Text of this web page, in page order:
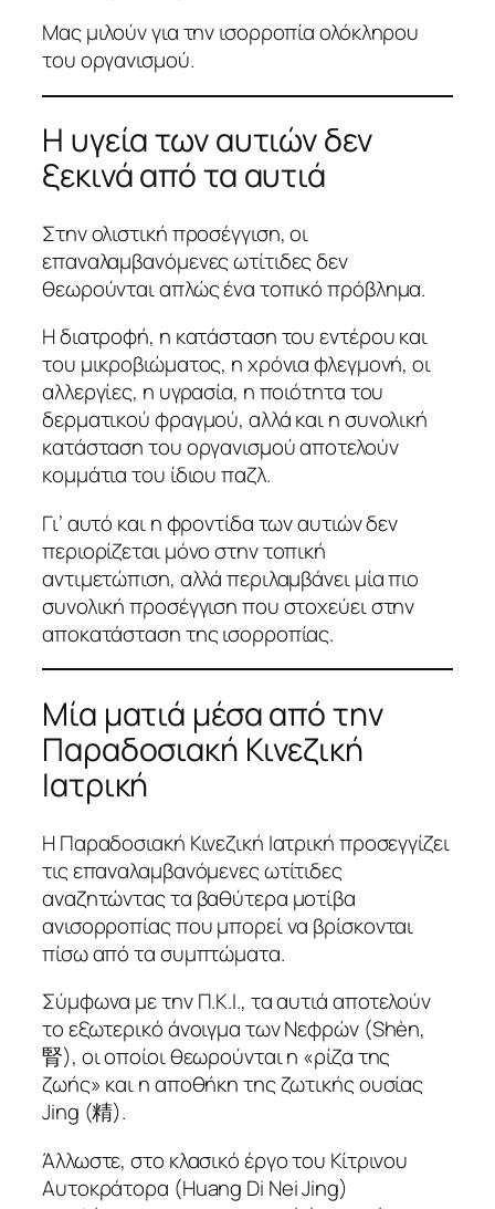
Μας μιλούν για την ισορροπία ολόκληρου
του οργανισμού.
Η υγεία των αυτιών δεν
ξεκινά από τα αυτιά
Στην ολιστική προσέγγιση, οι
επαναλαμβανόμενες ωτίτιδες δεν
θεωρούνται απλώς ένα τοπικό πρόβλημα.
Η διατροφή, η κατάσταση του εντέρου και
του μικροβιώματος, η χρόνια φλεγμονή, οι
αλλεργίες, η υγρασία, η ποιότητα του
δερματικού φραγμού, αλλά και η συνολική
κατάσταση του οργανισμού αποτελούν
κομμάτια του ίδιου παζλ.
Γι’ αυτό και η φροντίδα των αυτιών δεν
περιορίζεται μόνο στην τοπική
αντιμετώπιση, αλλά περιλαμβάνει μία πιο
συνολική προσέγγιση που στοχεύει στην
αποκατάσταση της ισορροπίας.
Μία ματιά μέσα από την
Παραδοσιακή Κινεζική
Ιατρική
Η Παραδοσιακή Κινεζική Ιατρική προσεγγίζει
τις επαναλαμβανόμενες ωτίτιδες
αναζητώντας τα βαθύτερα μοτίβα
ανισορροπίας που μπορεί να βρίσκονται
πίσω από τα συμπτώματα.
Σύμφωνα με την Π.Κ.Ι., τα αυτιά αποτελούν
το εξωτερικό άνοιγμα των Νεφρών (Shèn,
腎), οι οποίοι θεωρούνται η «ρίζα της
ζωής» και η αποθήκη της ζωτικής ουσίας
Jing (精).
Άλλωστε, στο κλασικό έργο του Κίτρινου
Αυτοκράτορα (Huang Di Nei Jing)